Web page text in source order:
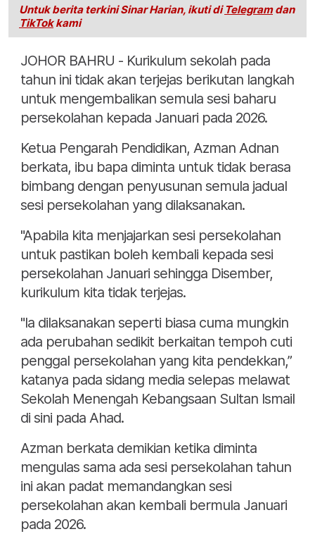
Untuk berita terkini Sinar Harian, ikuti di Telegramdan
TikTokkami
JOHOR BAHRU - Kurikulum sekolah pada
tahun ini tidak akan terjejas berikutan langkah
untuk mengembalikan semula sesi baharu
persekolahan kepada Januari pada 2026.
Ketua Pengarah Pendidikan, Azman Adnan
berkata, ibu bapa diminta untuk tidak berasa
bimbang dengan penyusunan semula jadual
sesi persekolahan yang dilaksanakan.
"Apabila kita menjajarkan sesi persekolahan
untuk pastikan boleh kembali kepada sesi
persekolahan Januari sehingga Disember,
kurikulum kita tidak terjejas.
"Ia dilaksanakan seperti biasa cuma mungkin
ada perubahan sedikit berkaitan tempoh cuti
penggal persekolahan yang kita pendekkan,”
katanya pada sidang media selepas melawat
Sekolah Menengah Kebangsaan Sultan Ismail
di sini pada Ahad.
Azman berkata demikian ketika diminta
mengulas sama ada sesi persekolahan tahun
ini akan padat memandangkan sesi
persekolahan akan kembali bermula Januari
pada 2026.